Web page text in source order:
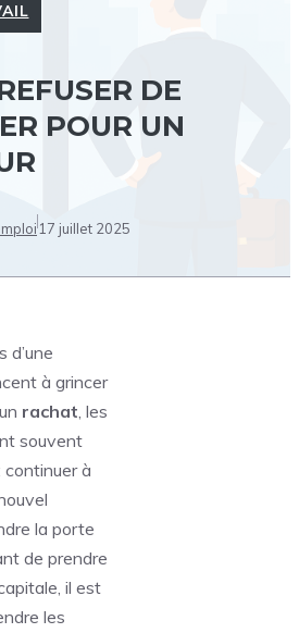
DE
POUR UN
17 juillet 2025
d’une
à grincer
rachat , les
souvent
continuer à
la porte
de prendre
il est
les